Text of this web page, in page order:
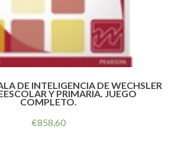
DE INTELIGENCIA DE WECHSLER
Y PRIMARIA. JUEGO
COMPLETO.
€858,60